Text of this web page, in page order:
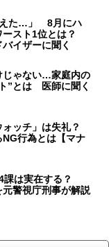
えた…」 8月にハ
ースト1位とは？
イザーに聞く
じゃない…家庭内の
”とは 医師に聞く
ォッチ」は失礼？
行為とは【マナ
4課は実在する？
元警視庁刑事が解説